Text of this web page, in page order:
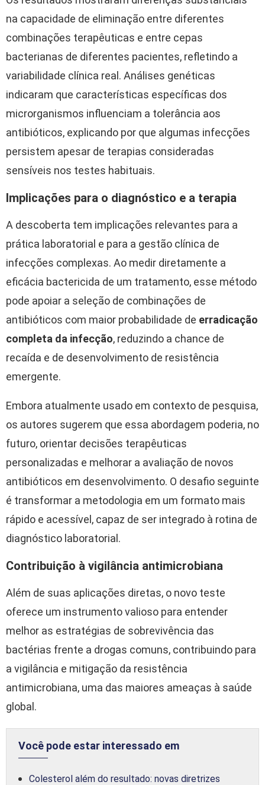
na capacidade de eliminação entre diferentes
combinações terapêuticas e entre cepas
bacterianas de diferentes pacientes, refletindo a
variabilidade clínica real. Análises genéticas
indicaram que características específicas dos
microrganismos influenciam a tolerância aos
antibióticos, explicando por que algumas infecções
persistem apesar de terapias consideradas
sensíveis nos testes habituais.
Implicações para o diagnóstico e a terapia
A descoberta tem implicações relevantes para a
prática laboratorial e para a gestão clínica de
infecções complexas. Ao medir diretamente a
eficácia bactericida de um tratamento, esse método
pode apoiar a seleção de combinações de
antibióticos com maior probabilidade de erradicação
completa da infecção, reduzindo a chance de
recaída e de desenvolvimento de resistência
emergente.
Embora atualmente usado em contexto de pesquisa,
os autores sugerem que essa abordagem poderia, no
futuro, orientar decisões terapêuticas
personalizadas e melhorar a avaliação de novos
antibióticos em desenvolvimento. O desafio seguinte
é transformar a metodologia em um formato mais
rápido e acessível, capaz de ser integrado à rotina de
diagnóstico laboratorial.
Contribuição à vigilância antimicrobiana
Além de suas aplicações diretas, o novo teste
oferece um instrumento valioso para entender
melhor as estratégias de sobrevivência das
bactérias frente a drogas comuns, contribuindo para
a vigilância e mitigação da resistência
antimicrobiana, uma das maiores ameaças à saúde
global.
Você pode estar interessado em
Colesterol além do resultado: novas diretrizes